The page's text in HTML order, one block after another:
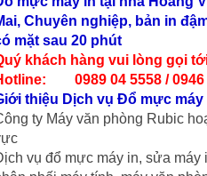
Chuyên nghiệp, bản in
mặt sau 20 phút
khách hàng vui lòng gọi
0989 04 5558 / 0946
thiệu Dịch vụ Đổ mực máy
ty Máy văn phòng Rubic
vụ đổ mực máy in, sửa máy